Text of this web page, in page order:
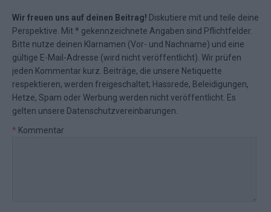
Wir freuen uns auf deinen Beitrag! Diskutiere mit und teile deine
Perspektive. Mit * gekennzeichnete Angaben sind Pflichtfelder.
Bitte nutze deinen Klarnamen (Vor- und Nachname) und eine
gültige E-Mail-Adresse (wird nicht veröffentlicht). Wir prüfen
jeden Kommentar kurz. Beiträge, die unsere Netiquette
respektieren, werden freigeschaltet; Hassrede, Beleidigungen,
Hetze, Spam oder Werbung werden nicht veröffentlicht. Es
gelten unsere Datenschutzvereinbarungen
* Kommentar